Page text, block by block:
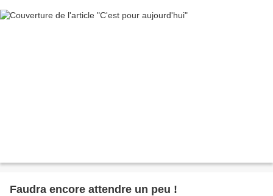
Faudra encore attendre un peu !